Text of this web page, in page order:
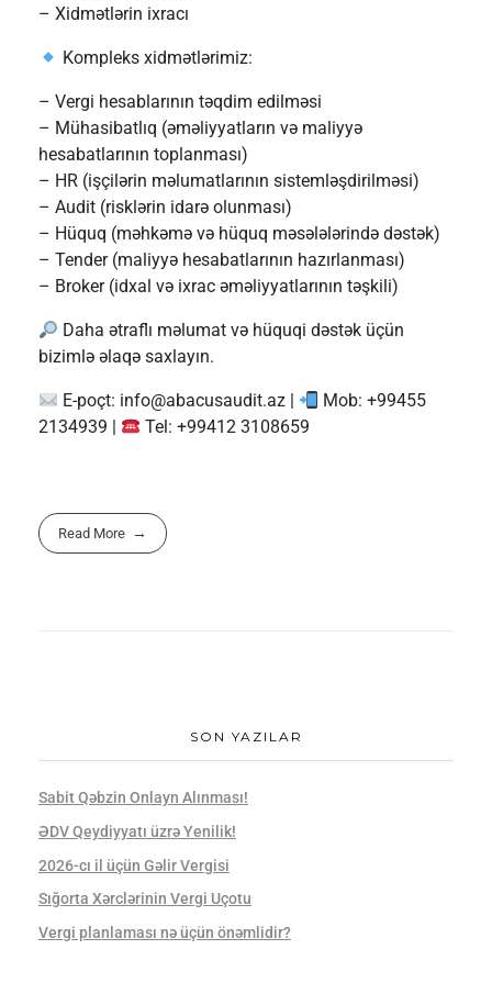
– Xidmətlərin ixracı
Kompleks xidmətlərimiz:
– Vergi hesablarının təqdim edilməsi
– Mühasibatlıq (əməliyyatların və maliyyə
hesabatlarının toplanması)
– HR (işçilərin məlumatlarının sistemləşdirilməsi)
– Audit (risklərin idarə olunması)
– Hüquq (məhkəmə və hüquq məsələlərində dəstək)
– Tender (maliyyə hesabatlarının hazırlanması)
– Broker (idxal və ixrac əməliyyatlarının təşkili)
Daha ətraflı məlumat və hüquqi dəstək üçün
bizimlə əlaqə saxlayın.
E-poçt: info@abacusaudit.az |
Mob: +99455
2134939 |
Tel: +99412 3108659
Read More
SON YAZILAR
Sabit Qəbzin Onlayn Alınması!
ƏDV Qeydiyyatı üzrə Yenilik!
2026-cı il üçün Gəlir Vergisi
Sığorta Xərclərinin Vergi Uçotu
Vergi planlaması nə üçün önəmlidir?